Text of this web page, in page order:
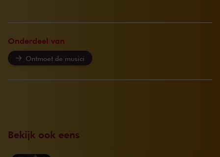
Onderdeel van
Ontmoet de musici
Bekijk ook eens